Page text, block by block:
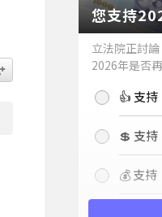
您支持
立法院正討
2026年是否
持嗎？👍 支
💲 支
💰 支持